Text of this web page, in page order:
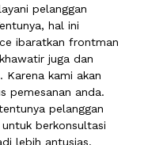
pelanggan
hal ini
ibaratkan frontman
juga dan
Karena kami akan
pemesanan anda.
pelanggan
berkonsultasi
lebih antusias.